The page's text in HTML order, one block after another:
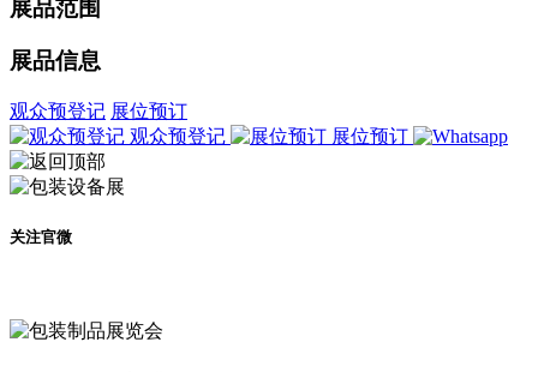
展品范围
展品信息
观众预登记 展位预订
观众预登记
展位预订
关注官微